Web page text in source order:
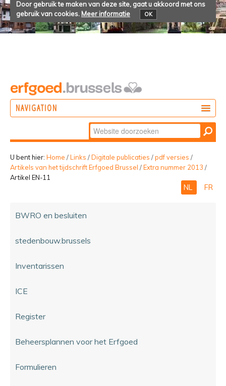
Door gebruik te maken van deze site, gaat u akkoord met ons
gebruik van cookies. Meer informatie OK
NAVIGATION
BELEVEN
Zoek
Geavanceerd
zoeken...
U bent hier: Home /Links /Digitale publicaties /pdf versies /
Artikels van het tijdschrift Erfgoed Brussel /Extra nummer 2013 /
Artikel EN-11
NL FR
BWRO en besluiten
stedenbouw.brussels
Inventarissen
ICE
Register
Beheersplannen voor het Erfgoed
Formulieren